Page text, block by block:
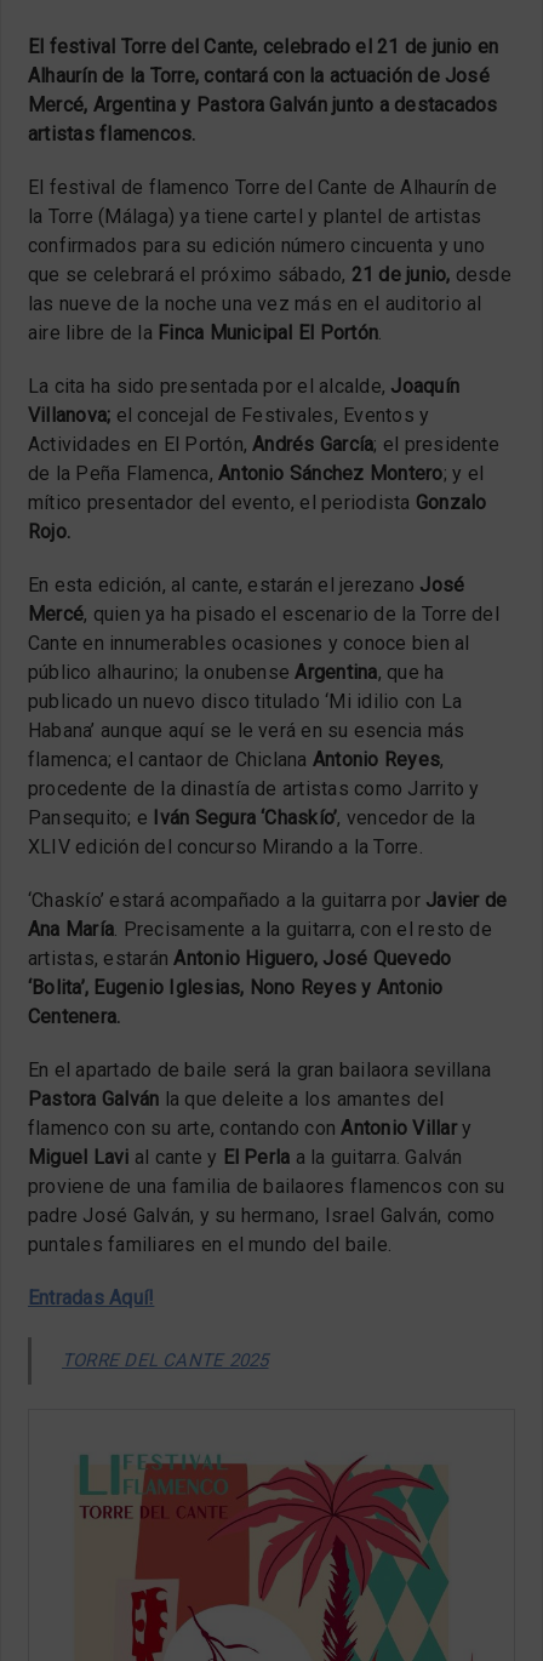
El festival Torre del Cante, celebrado el 21 de junio en
Alhaurín de la Torre, contará con la actuación de José
Mercé, Argentina y Pastora Galván junto a destacados
artistas flamencos.
El festival de flamenco Torre del Cante de Alhaurín de
la Torre (Málaga) ya tiene cartel y plantel de artistas
confirmados para su edición número cincuenta y uno
que se celebrará el próximo sábado, 21 de junio, desde
las nueve de la noche una vez más en el auditorio al
aire libre de la Finca Municipal El Portón.
La cita ha sido presentada por el alcalde, Joaquín
Villanova; el concejal de Festivales, Eventos y
Actividades en El Portón,Andrés García; el presidente
de la Peña Flamenca,Antonio Sánchez Montero; y el
mítico presentador del evento, el periodista Gonzalo
Rojo.
En esta edición, al cante, estarán el jerezano José
Mercé, quien ya ha pisado el escenario de la Torre del
Cante en innumerables ocasiones y conoce bien al
público alhaurino; la onubenseArgentina, que ha
publicado un nuevo disco titulado ‘Mi idilio con La
Habana’ aunque aquí se le verá en su esencia más
flamenca; el cantaor de Chiclana Antonio Reyes,
procedente de la dinastía de artistas como Jarrito y
Pansequito; e Iván Segura ‘Chaskío’, vencedor de la
XLIV edición del concurso Mirando a la Torre.
‘Chaskío’ estará acompañado a la guitarra por Javier de
Ana María. Precisamente a la guitarra, con el resto de
artistas, estaránAntonio Higuero, José Quevedo
‘Bolita’, Eugenio Iglesias, Nono Reyes y Antonio
Centenera.
En el apartado de baile será la gran bailaora sevillana
Pastora Galván la que deleite a los amantes del
flamenco con su arte, contando conAntonio Villary
Miguel Lavi al cante y El Perla a la guitarra. Galván
proviene de una familia de bailaores flamencos con su
padre José Galván, y su hermano, Israel Galván, como
puntales familiares en el mundo del baile.
Entradas Aquí!
TORRE DEL CANTE 2025